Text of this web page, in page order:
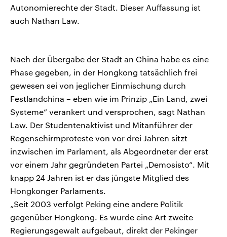
Autonomierechte der Stadt. Dieser Auffassung ist
auch Nathan Law.
Nach der Übergabe der Stadt an China habe es eine
Phase gegeben, in der Hongkong tatsächlich frei
gewesen sei von jeglicher Einmischung durch
Festlandchina – eben wie im Prinzip „Ein Land, zwei
Systeme“ verankert und versprochen, sagt Nathan
Law. Der Studentenaktivist und Mitanführer der
Regenschirmproteste von vor drei Jahren sitzt
inzwischen im Parlament, als Abgeordneter der erst
vor einem Jahr gegründeten Partei „Demosisto“. Mit
knapp 24 Jahren ist er das jüngste Mitglied des
Hongkonger Parlaments.
„Seit 2003 verfolgt Peking eine andere Politik
gegenüber Hongkong. Es wurde eine Art zweite
Regierungsgewalt aufgebaut, direkt der Pekinger